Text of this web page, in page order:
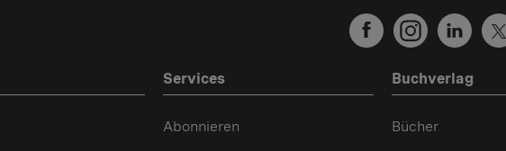
Services
Abonnieren
Buchverlag
Bücher